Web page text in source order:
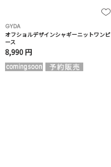
GYDA
オフショルデザインシャギーニットワンピ
ース
8,990 円